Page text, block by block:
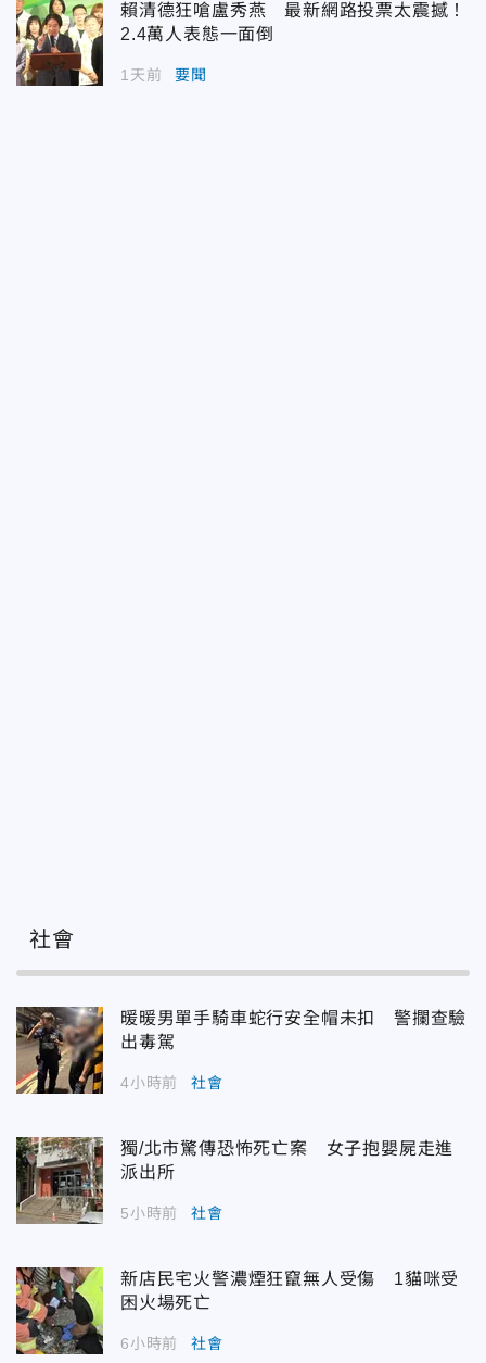
賴清德狂嗆盧秀燕 最新網路投票太震撼！
2.4萬人表態一面倒
1天前 要聞
社會
暖暖男單手騎車蛇行安全帽未扣 警攔查驗
出毒駕
4小時前 社會
獨/北市驚傳恐怖死亡案 女子抱嬰屍走進
派出所
5小時前 社會
新店民宅火警濃煙狂竄無人受傷 1貓咪受
困火場死亡
6小時前 社會